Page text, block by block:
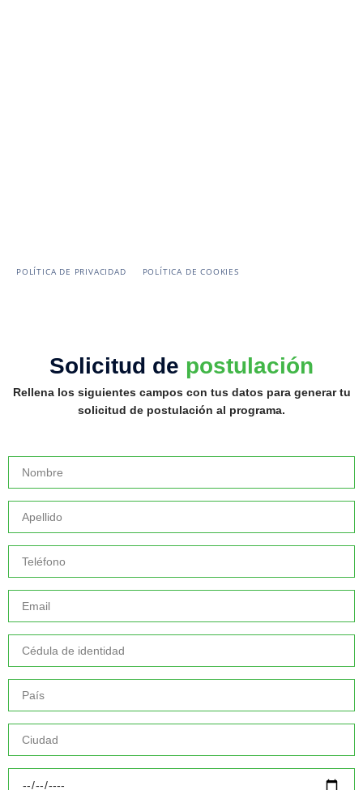
POLÍTICA DE PRIVACIDAD POLÍTICA DE COOKIES
Solicitud de postulación
Rellena los siguientes campos con tus datos para generar tu
solicitud de postulación al programa.